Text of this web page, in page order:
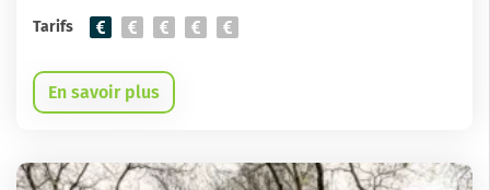
Tarifs
En savoir plus